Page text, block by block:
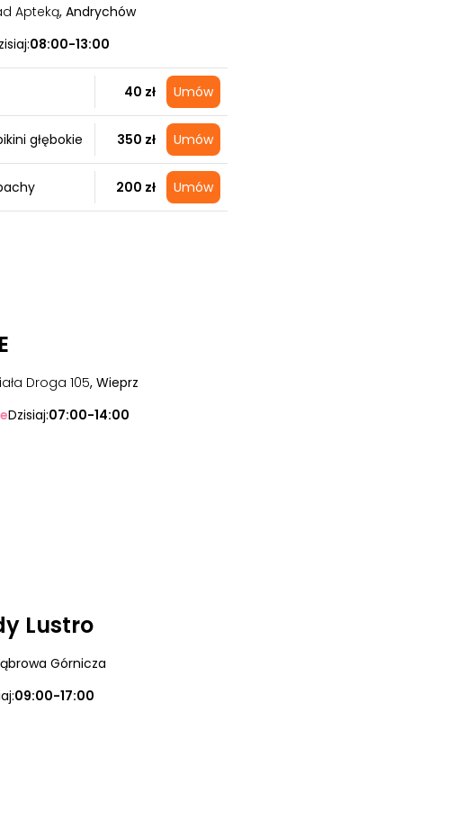
Apteką, Andrychów
08:00-13:00
40 zł Umów
głębokie 350 zł Umów
200 zł Umów
Droga 105, Wieprz
Dzisiaj:07:00-14:00
Lustro
Górnicza
09:00-17:00